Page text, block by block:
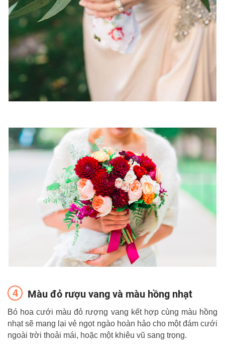
Màu đỏ rượu vang và màu hồng nhạt
Bó hoa cưới màu đỏ rượng vang kết hợp cùng màu hồng
nhạt sẽ mang lại vẻ ngọt ngào hoàn hảo cho một đám cưới
ngoài trời thoải mái, hoặc một khiêu vũ sang trọng.